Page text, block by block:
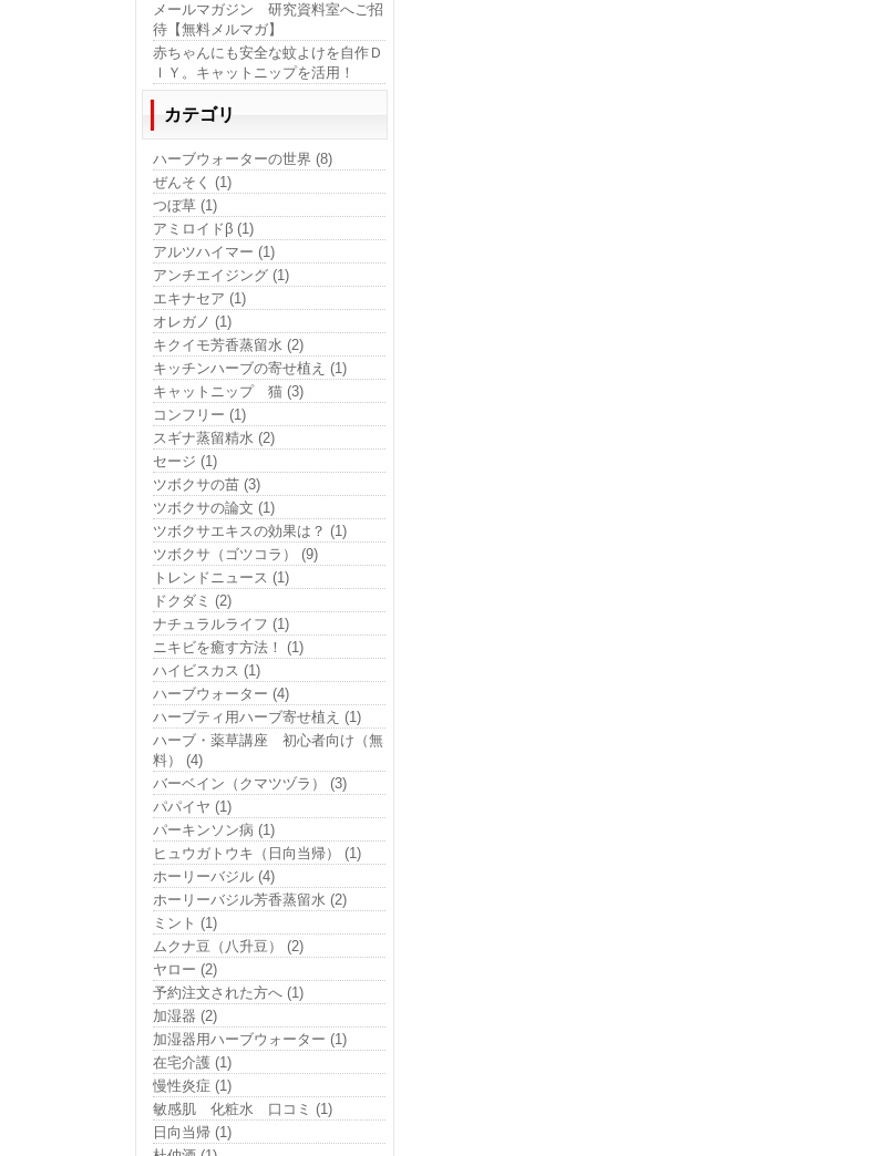
メールマガジン 研究資料室へご招
待【無料メルマガ】
赤ちゃんにも安全な蚊よけを自作Ｄ
ＩＹ。キャットニップを活用！
カテゴリ
ハーブウォーターの世界 (8)
ぜんそく (1)
つぼ草 (1)
アミロイドβ (1)
アルツハイマー (1)
アンチエイジング (1)
エキナセア (1)
オレガノ (1)
キクイモ芳香蒸留水 (2)
キッチンハーブの寄せ植え (1)
キャットニップ 猫 (3)
コンフリー (1)
スギナ蒸留精水 (2)
セージ (1)
ツボクサの苗 (3)
ツボクサの論文 (1)
ツボクサエキスの効果は？ (1)
ツボクサ（ゴツコラ） (9)
トレンドニュース (1)
ドクダミ (2)
ナチュラルライフ (1)
ニキビを癒す方法！ (1)
ハイビスカス (1)
ハーブウォーター (4)
ハーブティ用ハーブ寄せ植え (1)
ハーブ・薬草講座 初心者向け（無
料） (4)
バーベイン（クマツヅラ） (3)
パパイヤ (1)
パーキンソン病 (1)
ヒュウガトウキ（日向当帰） (1)
ホーリーバジル (4)
ホーリーバジル芳香蒸留水 (2)
ミント (1)
ムクナ豆（八升豆） (2)
ヤロー (2)
予約注文された方へ (1)
加湿器 (2)
加湿器用ハーブウォーター (1)
在宅介護 (1)
慢性炎症 (1)
敏感肌 化粧水 口コミ (1)
日向当帰 (1)